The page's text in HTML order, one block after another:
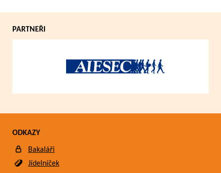
PARTNEŘI
ODKAZY
Bakaláři
Jídelníček